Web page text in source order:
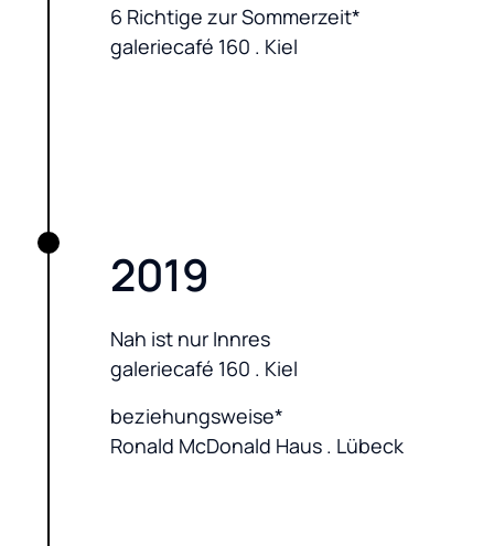
6 Richtige zur Sommerzeit*
galeriecafé 160 . Kiel
2019
Nah ist nur Innres
galeriecafé 160 . Kiel
beziehungsweise*
Ronald McDonald Haus . Lübeck